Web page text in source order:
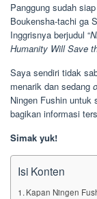
Panggung sudah
Boukensha-tachi ga
Inggrisnya berjudul “
Humanity Will Save
Saya sendiri tidak
menarik dan sedang
Ningen Fushin untuk
bagikan informasi
Simak yuk!
Isi Konten
Kapan Ningen